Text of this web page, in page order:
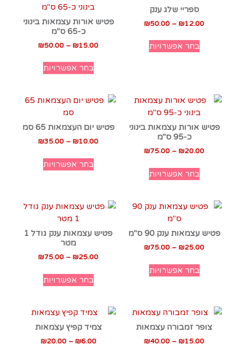
ספריי שלג ענק
₪12.00
–
₪50.00
בחר אפשרויות
פטיש אורות עצמאות בינוני
כ-65 ס"מ
₪15.00
–
₪50.00
בחר אפשרויות
פטיש אורות עצמאות בינוני
כ-95 ס"מ
₪20.00
–
₪75.00
בחר אפשרויות
פטיש יום העצמאות 65 סמ
₪10.00
–
₪35.00
בחר אפשרויות
פטיש עצמאות ענק 90 ס"מ
₪25.00
–
₪75.00
בחר אפשרויות
פטיש עצמאות ענק גודל 1
מטר
₪25.00
–
₪75.00
בחר אפשרויות
צופר זמבורה עצמאות
₪15.00
–
₪40.00
צמיד קפיץ עצמאות
₪6.00
–
₪20.00